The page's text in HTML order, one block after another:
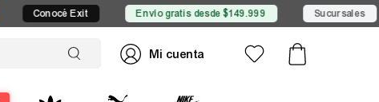
Conocé Exit Envío gratis desde $149.999 Sucursales